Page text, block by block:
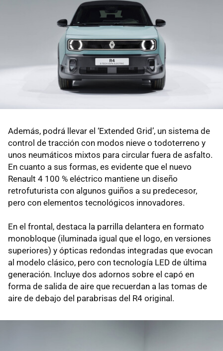
Además, podrá llevar el ‘Extended Grid’, un sistema de
control de tracción con modos nieve o todoterreno y
unos neumáticos mixtos para circular fuera de asfalto.
En cuanto a sus formas, es evidente que el nuevo
Renault 4 100 % eléctrico mantiene un diseño
retrofuturista con algunos guiños a su predecesor,
pero con elementos tecnológicos innovadores.
En el frontal, destaca la parrilla delantera en formato
monobloque (iluminada igual que el logo, en versiones
superiores) y ópticas redondas integradas que evocan
al modelo clásico, pero con tecnología LED de última
generación. Incluye dos adornos sobre el capó en
forma de salida de aire que recuerdan a las tomas de
aire de debajo del parabrisas del R4 original.